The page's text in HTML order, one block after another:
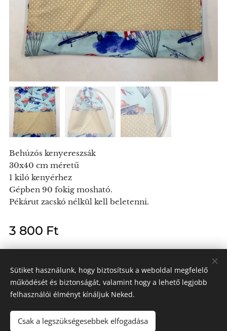
Behúzós kenyereszsák
30x40 cm méretű
1 kiló kenyérhez
Gépben 90 fokig mosható.
Pékárut zacskó nélkül kell beletenni.
3 800 Ft
Kendra László e.v.
Minden jog fenntartva 2024
Az oldalt a
Webnodeműködteti
Sütiket használunk, hogy biztosítsuk a weboldal megfelelő
működését és biztonságát, valamint hogy a lehető legjobb
felhasználói élményt kínáljuk Neked.
Csak a legszükségesebbek elfogadása